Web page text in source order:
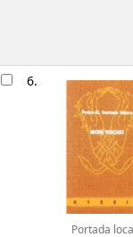
6.
Portada